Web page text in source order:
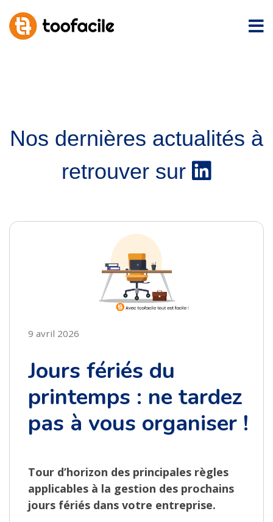
Nos dernières actualités à
retrouver sur
9 avril 2026
Jours fériés du
printemps : ne tardez
pas à vous organiser !
Tour d’horizon des principales règles
applicables à la gestion des prochains
jours fériés dans votre entreprise.